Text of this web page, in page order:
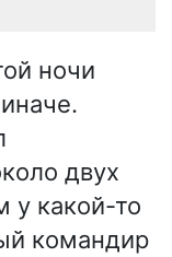
ночи
двух
у какой-то
командир